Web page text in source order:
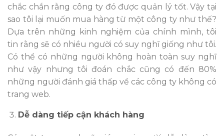
chắc chắn rằng công ty đó được quản lý tốt. Vậy tại
sao tôi lại muốn mua hàng từ một công ty như thế?
Dựa trên những kinh nghiệm của chính mình, tôi
tin rằng sẽ có nhiều người có suy nghĩ giống như tôi.
Có thể có những người không hoàn toàn suy nghĩ
như vậy nhưng tôi đoán chắc cũng có đến 80%
những người đánh giá thấp về các công ty không có
trang web.
Dễ dàng tiếp cận khách hàng